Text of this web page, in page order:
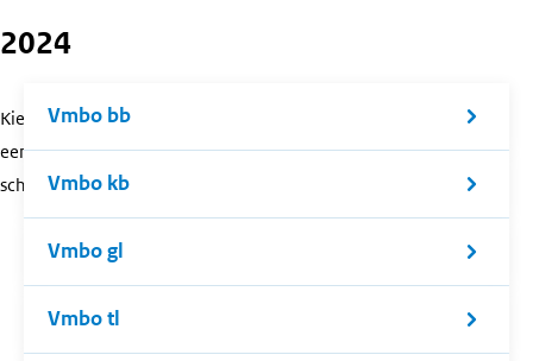
2024
Kies
een
schoolsoort.
Vmbo bb
Vmbo kb
Vmbo gl
Vmbo tl